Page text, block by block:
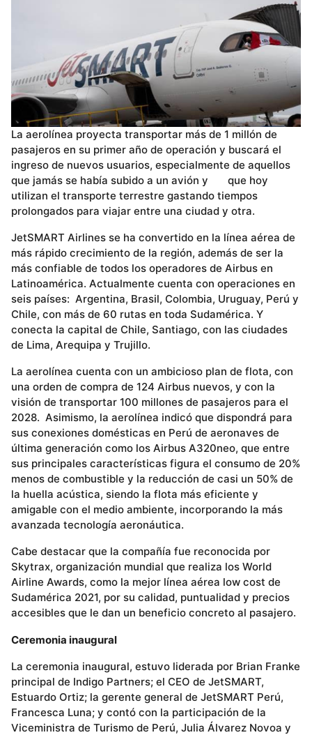
La aerolínea proyecta transportar más de 1 millón de
pasajeros en su primer año de operación y buscará el
ingreso de nuevos usuarios, especialmente de aquellos
que jamás se había subido a un avión y que hoy
utilizan el transporte terrestre gastando tiempos
prolongados para viajar entre una ciudad y otra.
JetSMART Airlines se ha convertido en la línea aérea de
más rápido crecimiento de la región, además de ser la
más confiable de todos los operadores de Airbus en
Latinoamérica. Actualmente cuenta con operaciones en
seis países: Argentina, Brasil, Colombia, Uruguay, Perú y
Chile, con más de 60 rutas en toda Sudamérica. Y
conecta la capital de Chile, Santiago, con las ciudades
de Lima, Arequipa y Trujillo.
La aerolínea cuenta con un ambicioso plan de flota, con
una orden de compra de 124 Airbus nuevos, y con la
visión de transportar 100 millones de pasajeros para el
2028. Asimismo, la aerolínea indicó que dispondrá para
sus conexiones domésticas en Perú de aeronaves de
última generación como los Airbus A320neo, que entre
sus principales características figura el consumo de 20%
menos de combustible y la reducción de casi un 50% de
la huella acústica, siendo la flota más eficiente y
amigable con el medio ambiente, incorporando la más
avanzada tecnología aeronáutica.
Cabe destacar que la compañía fue reconocida por
Skytrax, organización mundial que realiza los World
Airline Awards, como la mejor línea aérea low cost de
Sudamérica 2021, por su calidad, puntualidad y precios
accesibles que le dan un beneficio concreto al pasajero.
Ceremonia inaugural
La ceremonia inaugural, estuvo liderada por Brian Franke
principal de Indigo Partners; el CEO de JetSMART,
Estuardo Ortiz; la gerente general de JetSMART Perú,
Francesca Luna; y contó con la participación de la
Viceministra de Turismo de Perú, Julia Álvarez Novoa y